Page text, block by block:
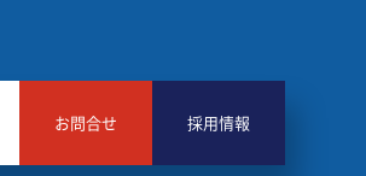
お問合せ 採用情報